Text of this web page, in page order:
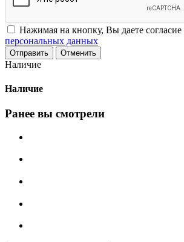
Нажимая на кнопку, Вы даете согласие
персональных данных
Отменить
Наличие
Наличие
Ранее вы смотрели